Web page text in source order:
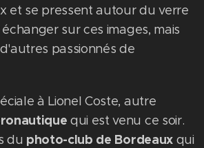
et se pressent autour du verre
sur ces images, mais
passionnés de
à Lionel Coste, autre
qui est venu ce soir.
du photo-club de Bordeaux qui